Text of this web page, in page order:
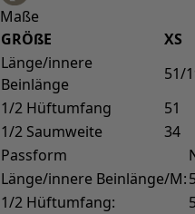
Maße
GRÖßE
XS
Länge/innere
Beinlänge
51/
1/2 Hüftumfang
51
1/2 Saumweite
34
Passform
Länge/innere Beinlänge/M:
1/2 Hüftumfang: